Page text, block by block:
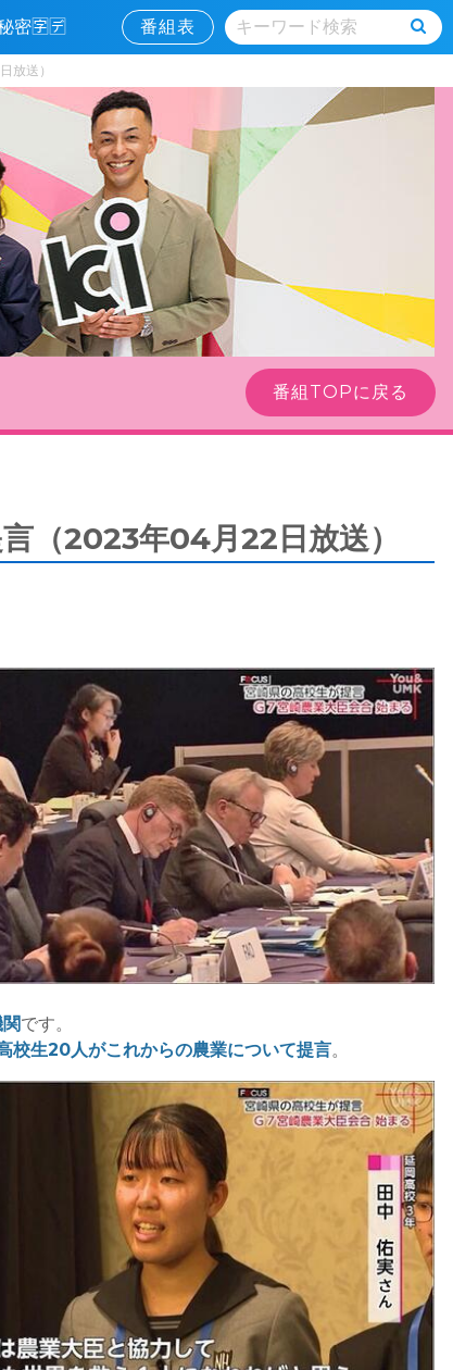
密🈑🈓 番組表
放送）
番組TOPに戻る
（2023年04月22日放送）
です。
校生20人がこれからの農業について提言。